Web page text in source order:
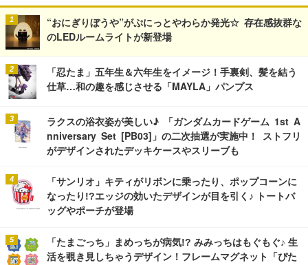
“おにぎりぼうや”がぷにっとやわらか発光☆ 存在感抜群な
のLEDルームライトが新登場
「忍たま」五年生＆六年生をイメージ！手裏剣、髪を結う
仕草…和の趣を感じさせる「MAYLA」パンプス
ラクスの浴衣姿が美しい♪ 「ガンダムカードゲーム 1st A
nniversary Set [PB03]」の二次抽選が実施中！ ストフリ
がデザインされたデッキケースやスリーブも
「サンリオ」キティがリボンに乗ったり、ポップコーンに
なったり!?エッジの効いたデザインが目を引く♪ トートバ
ッグやポーチが登場
「たまごっち」まめっちが病気!? みみっちはもぐもぐ♪ 生
活を覗き見しちゃうデザイン！フレームマグネット「ぴた